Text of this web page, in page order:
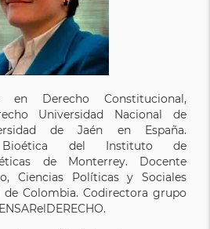
en Derecho Constitucional,
Universidad Nacional de
de Jaén en España.
del Instituto de
de Monterrey. Docente
Ciencias Políticas y Sociales
de Colombia. Codirectora grupo